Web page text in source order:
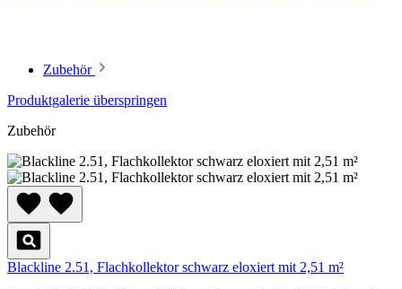
Zubehör
Produktgalerie überspringen
Zubehör
Blackline 2.51, Flachkollektor schwarz eloxiert mit 2,51 m²